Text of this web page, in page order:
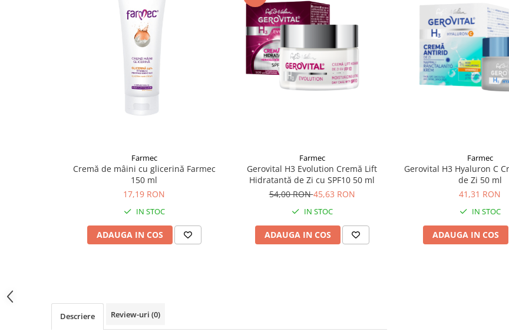
Farmec
Cremă de mâini cu glicerină Farmec
150 ml
17,19 RON
IN STOC
ADAUGA IN COS
Farmec
Gerovital H3 Evolution Cremă Lift
Hidratantă de Zi cu SPF10 50 ml
54,00 RON45,63 RON
IN STOC
ADAUGA IN COS
Farmec
Gerovital H3 Hyaluron C
de Zi 50 ml
41,31 RON
IN STOC
ADAUGA IN COS
Descriere Review-uri (0)